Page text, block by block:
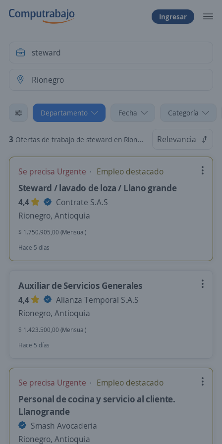
Ingresar
Departamento Fecha Categoría
3 Ofertas de trabajo de steward en Rionegro, Antioquia Relevancia
Se precisa Urgente Empleo destacado
Steward / lavado de loza / Llano grande
4,4
Contrate S.A.S
Rionegro, Antioquia
$ 1.750.905,00 (Mensual)
Hace 5 días
Auxiliar de Servicios Generales
4,4
Alianza Temporal S.A.S
Rionegro, Antioquia
$ 1.423.500,00 (Mensual)
Hace 5 días
Se precisa Urgente Empleo destacado
Personal de cocina y servicio al cliente.
Llanogrande
Smash Avocaderia
Rionegro, Antioquia